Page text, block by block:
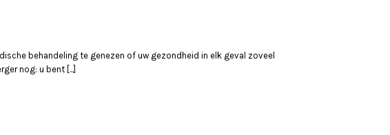
behandeling te genezen of uw gezondheid in elk geval zoveel
nog: u bent [...]